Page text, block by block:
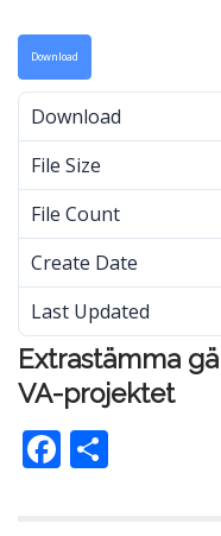
Download
Download
File Size
File Count
Create Date
Last Updated
Extrastämma
VA-projektet
F